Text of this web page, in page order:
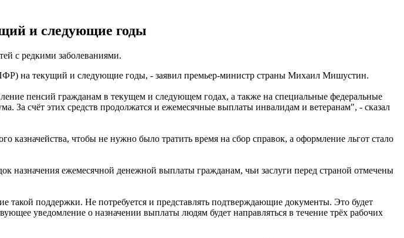
и следующие годы
с редкими заболеваниями.
на текущий и следующие годы, - заявил премьер-министр страны Михаил Мишустин.
пенсий гражданам в текущем и следующем годах, а также на специальные федеральные
счёт этих средств продолжатся и ежемесячные выплаты инвалидам и ветеранам", - сказал
казначейства, чтобы не нужно было тратить время на сбор справок, а оформление льгот стало
назначения ежемесячной денежной выплаты гражданам, чьи заслуги перед страной отмечены
такой поддержки. Не потребуется и представлять подтверждающие документы. Это будет
уведомление о назначении выплаты людям будет направляться в течение трёх рабочих